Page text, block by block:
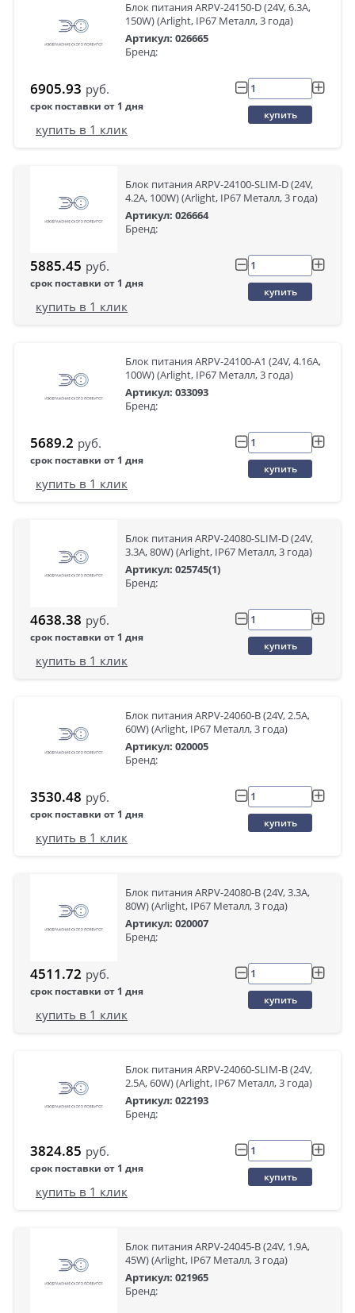
Блок питания ARPV-24150-D (24V, 6.3A,
150W) (Arlight, IP67 Металл, 3 года)
Артикул: 026665
Бренд:
6905.93 руб.
срок поставки от 1 дня
купить
купить в 1 клик
Блок питания ARPV-24100-SLIM-D (24V,
4.2A, 100W) (Arlight, IP67 Металл, 3 года)
Артикул: 026664
Бренд:
5885.45 руб.
срок поставки от 1 дня
купить
купить в 1 клик
Блок питания ARPV-24100-A1 (24V, 4.16A,
100W) (Arlight, IP67 Металл, 3 года)
Артикул: 033093
Бренд:
5689.2 руб.
срок поставки от 1 дня
купить
купить в 1 клик
Блок питания ARPV-24080-SLIM-D (24V,
3.3A, 80W) (Arlight, IP67 Металл, 3 года)
Артикул: 025745(1)
Бренд:
4638.38 руб.
срок поставки от 1 дня
купить
купить в 1 клик
Блок питания ARPV-24060-B (24V, 2.5A,
60W) (Arlight, IP67 Металл, 3 года)
Артикул: 020005
Бренд:
3530.48 руб.
срок поставки от 1 дня
купить
купить в 1 клик
Блок питания ARPV-24080-B (24V, 3.3A,
80W) (Arlight, IP67 Металл, 3 года)
Артикул: 020007
Бренд:
4511.72 руб.
срок поставки от 1 дня
купить
купить в 1 клик
Блок питания ARPV-24060-SLIM-B (24V,
2.5A, 60W) (Arlight, IP67 Металл, 3 года)
Артикул: 022193
Бренд:
3824.85 руб.
срок поставки от 1 дня
купить
купить в 1 клик
Блок питания ARPV-24045-B (24V, 1.9A,
45W) (Arlight, IP67 Металл, 3 года)
Артикул: 021965
Бренд: